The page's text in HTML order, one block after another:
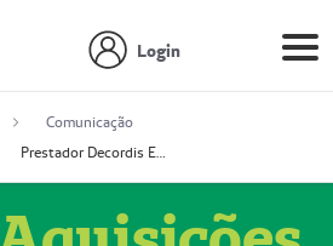
Login
Comunicação
Prestador Decordis Exames Cardiológicos LTDA (51004346-0)